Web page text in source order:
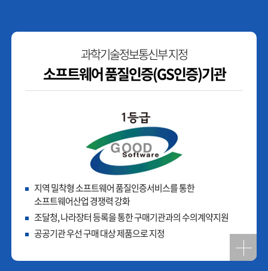
과학기술정보통신부 지정
소프트웨어 품질인증(GS인증)기관
지역 밀착형 소프트웨어 품질인증서비스를 통한
소프트웨어산업 경쟁력 강화
조달청, 나라장터 등록을 통한 구매기관과의 수의계약지원
공공기관 우선 구매 대상 제품으로 지정